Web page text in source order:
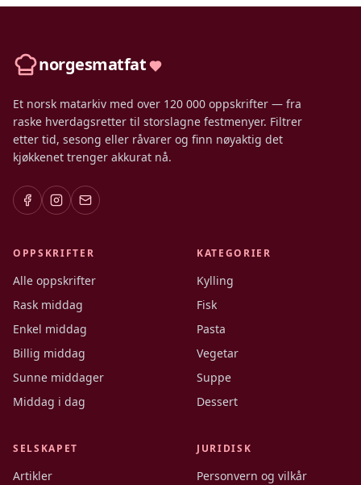
norgesmatfat
Et norsk matarkiv med over 120 000 oppskrifter — fra
raske hverdagsretter til storslagne festmenyer. Filtrer
etter tid, sesong eller råvarer og finn nøyaktig det
kjøkkenet trenger akkurat nå.
OPPSKRIFTER
Alle oppskrifter
Rask middag
Enkel middag
Billig middag
Sunne middager
Middag i dag
KATEGORIER
Kylling
Fisk
Pasta
Vegetar
Suppe
Dessert
SELSKAPET
Artikler
JURIDISK
Personvern og vilkår